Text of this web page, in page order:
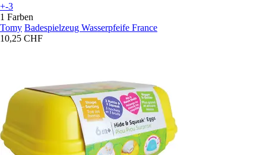
+-3
1 Farben
Tomy Badespielzeug Wasserpfeife France
10,25 CHF